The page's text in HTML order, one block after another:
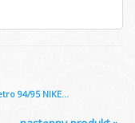
94/95 NIKE...